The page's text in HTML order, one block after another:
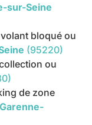
sur-Seine
bloqué ou
(95220)
ou
de zone